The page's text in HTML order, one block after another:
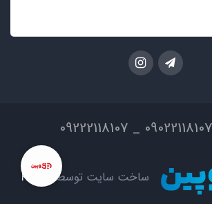
ساخت سایت توسط Portal